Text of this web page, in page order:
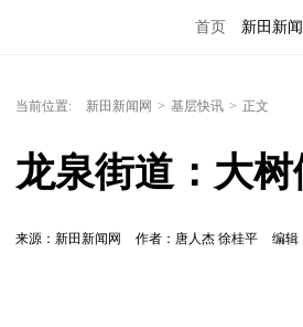
首页 新田新闻
当前位置: 新田新闻网 > 基层快讯 > 正文
龙泉街道：大
来源：新田新闻网 作者：唐人杰 徐桂平 编辑